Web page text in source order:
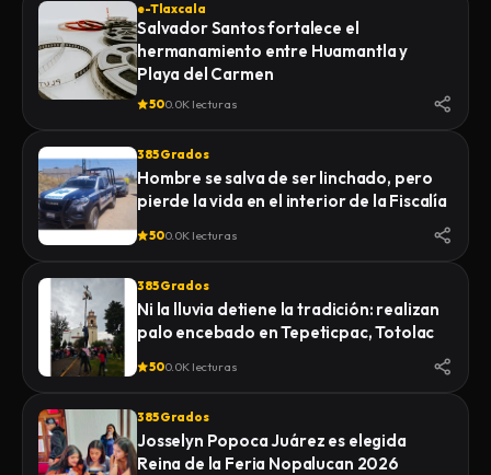
e-Tlaxcala
Salvador Santos fortalece el
hermanamiento entre Huamantla y
Playa del Carmen
500.0K lecturas
385 Grados
Hombre se salva de ser linchado, pero
pierde la vida en el interior de la Fiscalía
500.0K lecturas
385 Grados
Ni la lluvia detiene la tradición: realizan
palo encebado en Tepeticpac, Totolac
500.0K lecturas
385 Grados
Josselyn Popoca Juárez es elegida
Reina de la Feria Nopalucan 2026